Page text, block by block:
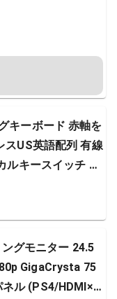
店保証品】 RZ0
キーボード 赤軸を
スUS英語配列 有線
ルキースイッチ R
ライト 60％小型
Windows/Macに対
ィス用キーボード
，赤軸)
グモニター 24.5
GigaCrysta 75
ル (PS4/HDMI×